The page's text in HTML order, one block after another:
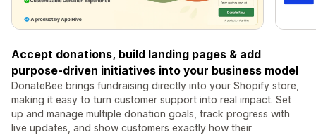
Accept donations, build landing pages & add
purpose-driven initiatives into your business model
DonateBee brings fundraising directly into your Shopify store,
making it easy to turn customer support into real impact. Set
up and manage multiple donation goals, track progress with
live updates, and show customers exactly how their